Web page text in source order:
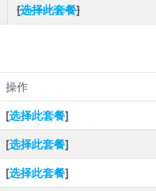
[选择此套餐]
操作
[选择此套餐]
[选择此套餐]
[选择此套餐]